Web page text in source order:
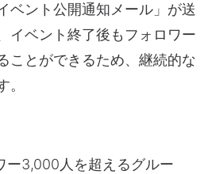
ベント公開通知メール」が送
イベント終了後もフォロワー
ことができるため、継続的な
ー3,000人を超えるグルー